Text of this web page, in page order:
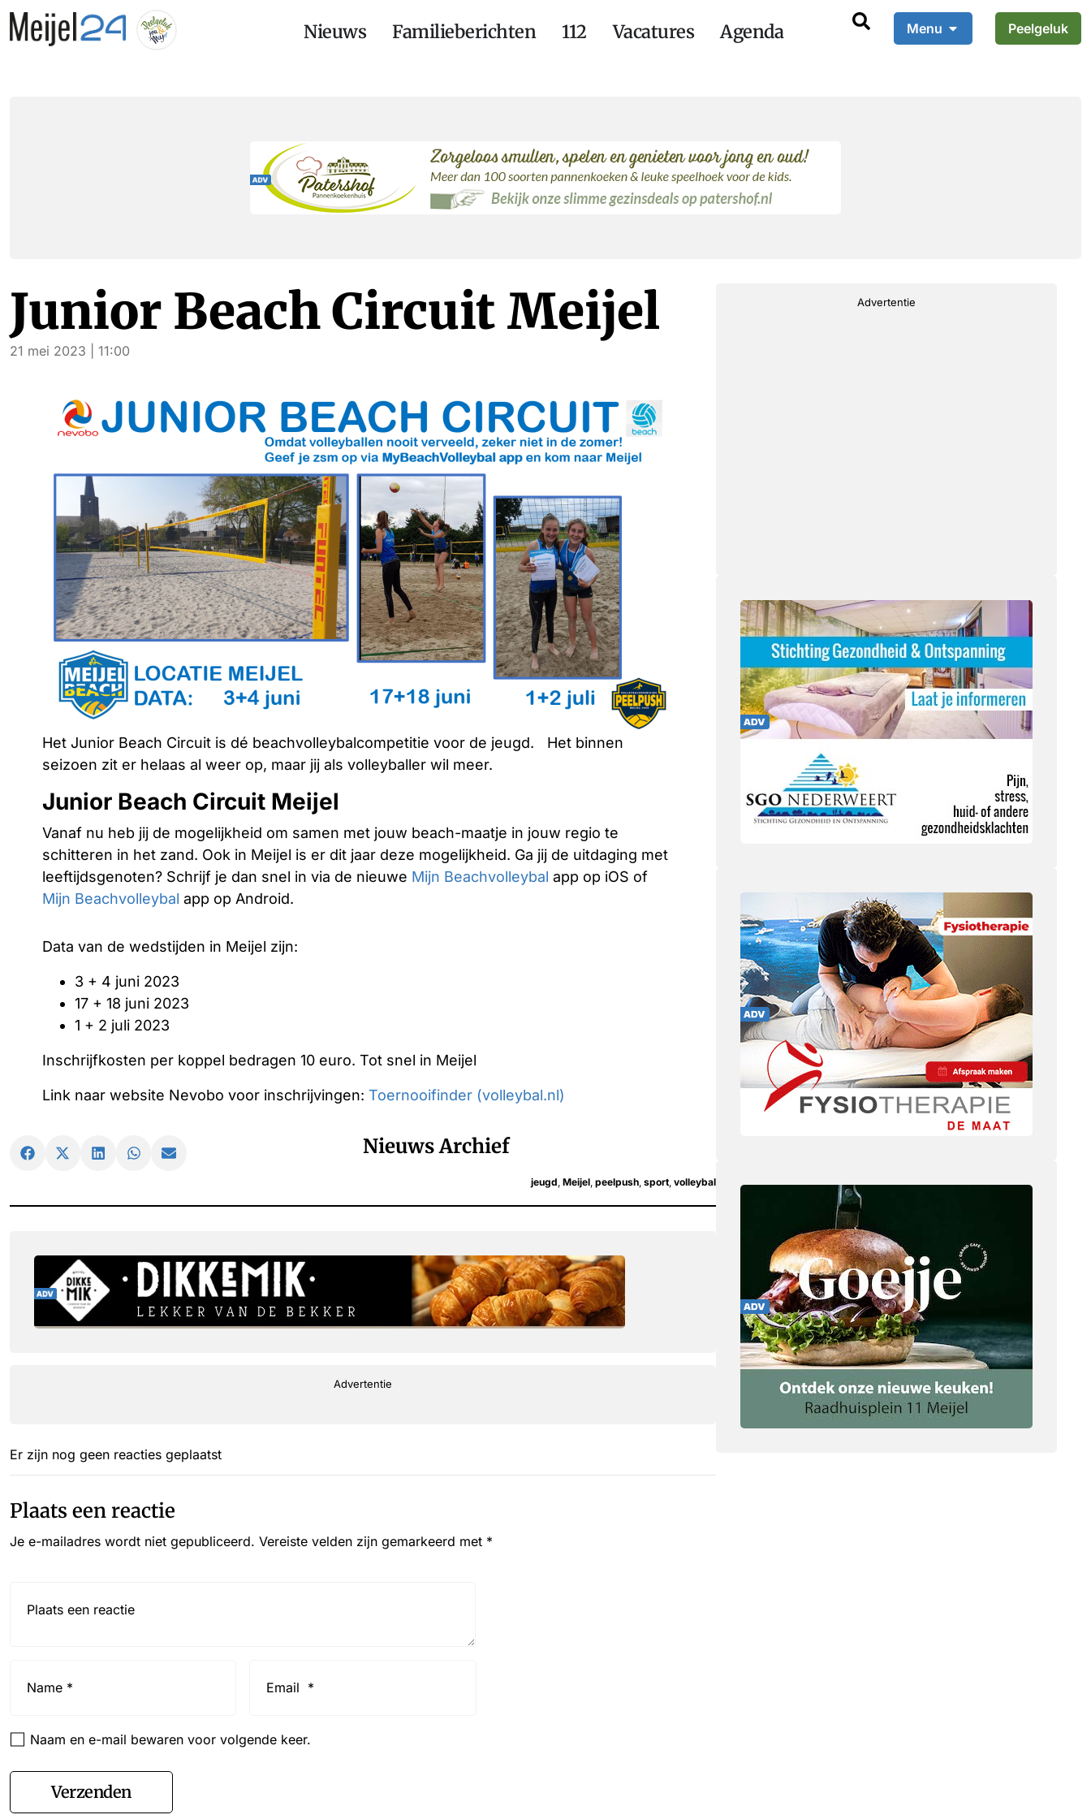
Nieuws Familieberichten 112 Vacatures Agenda Menu Peelgeluk
Junior Beach Circuit Meijel
21 mei 2023 | 11:00
Het Junior Beach Circuit is dé beachvolleybalcompetitie voor de jeugd. Het binnen
seizoen zit er helaas al weer op, maar jij als volleyballer wil meer.
Junior Beach Circuit Meijel
Vanaf nu heb jij de mogelijkheid om samen met jouw beach-maatje in jouw regio te
schitteren in het zand. Ook in Meijel is er dit jaar deze mogelijkheid. Ga jij de uitdaging met
leeftijdsgenoten? Schrijf je dan snel in via de nieuwe Mijn Beachvolleybal app op iOS of
Mijn Beachvolleybal app op Android.
Data van de wedstijden in Meijel zijn:
3 + 4 juni 2023
17 + 18 juni 2023
1 + 2 juli 2023
Inschrijfkosten per koppel bedragen 10 euro. Tot snel in Meijel
Link naar website Nevobo voor inschrijvingen: Toernooifinder (volleybal.nl)
Nieuws Archief
jeugd Meijel peelpush sport volleybal
Advertentie
Er zijn nog geen reacties geplaatst
Plaats een reactie
Je e-mailadres wordt niet gepubliceerd. Vereiste velden zijn gemarkeerd met *
Naam en e-mail bewaren voor volgende keer.
Verzenden
Advertentie